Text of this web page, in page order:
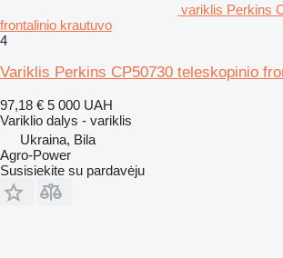
variklis Perkins
frontalinio krautuvo
4
Variklis Perkins CP50730 teleskopinio
97,18 € 5 000 UAH
Variklio dalys - variklis
Ukraina, Bila
Agro-Power
Susisiekite su pardavėju